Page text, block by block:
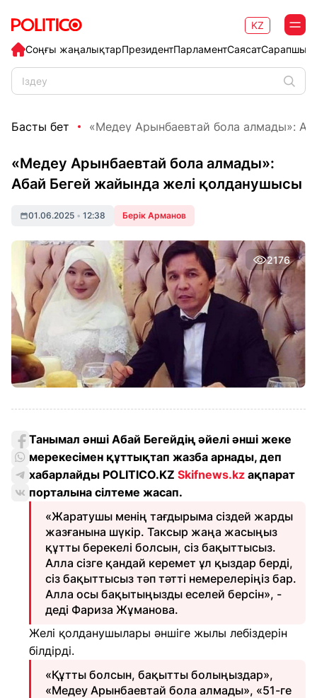
Соңғы жаңалықтарПрезидентПарламентСаясат
KZ
Басты бет «Медеу Арынбаевтай бола алмады»:
«Медеу Арынбаевтай бола алмады»:
Абай Бегей жайында желі қолданушысы
01.06.2025 • 12:38 Берік Арманов
2176
Танымал әнші Абай Бегейдің әйелі әнші жеке
мерекесімен құттықтап жазба арнады, деп
хабарлайды POLITICO.KZ Skifnews.kz ақпарат
порталына сілтеме жасап.
«Жаратушы менің тағдырыма сіздей жарды
жазғанына шүкір. Таксыр жаңа жасыңыз
құтты берекелі болсын, сіз бақыттысыз.
Алла сізге қандай керемет ұл қыздар берді,
сіз бақыттысыз тәп тәтті немерелеріңіз бар.
Алла осы бақытыңызды еселей берсін», -
деді Фариза Жұманова.
Желі қолданушылары әншіге жылы лебіздерін
білдірді.
«Құтты болсын, бақытты болыңыздар»,
«Медеу Арынбаевтай бола алмады», «51-ге